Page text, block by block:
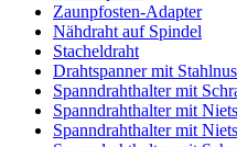
Zaunpfosten-Adapter
Nähdraht auf Spindel
Stacheldraht
Drahtspanner mit
Spanndrahthalter mit
Spanndrahthalter mit
Spanndrahthalter mit